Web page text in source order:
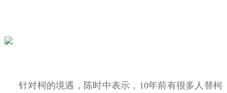
针对柯的境遇，陈时中表示，10年前有很多人替柯